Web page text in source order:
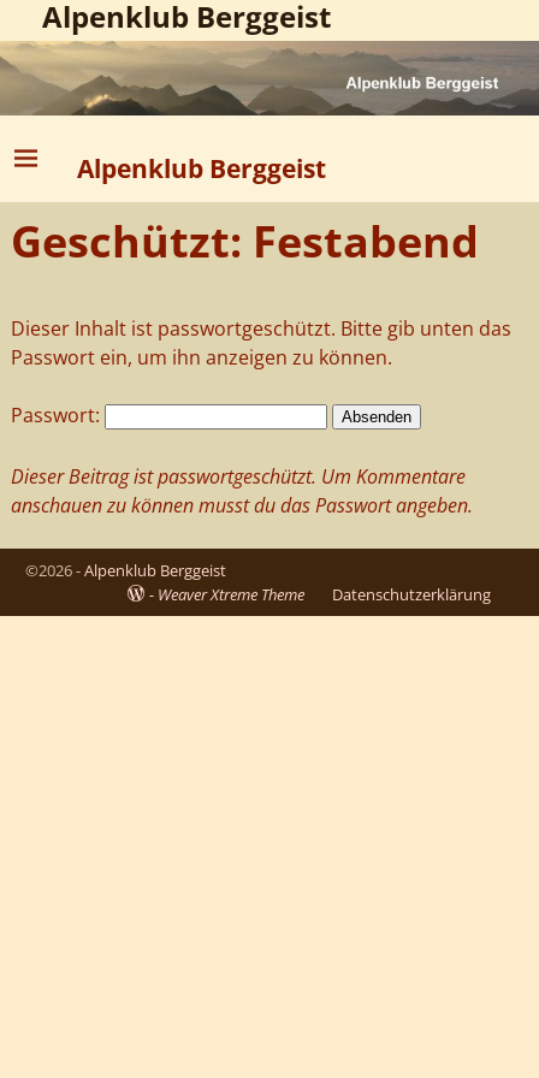
Alpenklub Berggeist
Alpenklub Berggeist
Geschützt: Festabend
Dieser Inhalt ist passwortgeschützt. Bitte gib unten das
Passwort ein, um ihn anzeigen zu können.
Passwort:
Dieser Beitrag ist passwortgeschützt. Um Kommentare
anschauen zu können musst du das Passwort angeben.
©2026 -Alpenklub Berggeist
- Weaver Xtreme Theme Datenschutzerklärung